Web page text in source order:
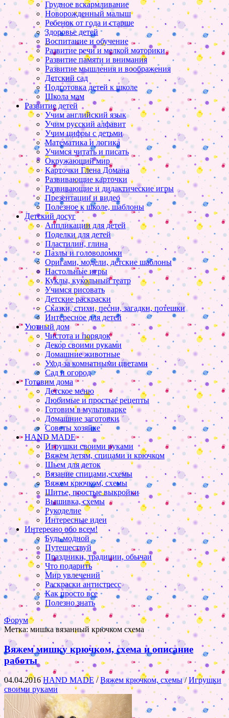
Грудное вскармливание
Новорожденный малыш
Ребенок от года и старше
Здоровье детей
Воспитание и обучение
Развитие речи и мелкой моторики
Развитие памяти и внимания
Развитие мышления и воображения
Детский сад
Подготовка детей к школе
Школа мам
Развитие детей
Учим английский язык
Учим русский алфавит
Учим цифры с детьми
Математика и логика
Учимся читать и писать
Окружающий мир
Карточки Глена Домана
Развивающие карточки
Развивающие и дидактические игры
Презентации и видео
Полезное к школе, шаблоны
Детский досуг
Аппликации для детей
Поделки для детей
Пластилин, глина
Пазлы и головоломки
Оригами, модели, детские шаблоны
Настольные игры
Куклы, кукольный театр
Учимся рисовать
Детские раскраски
Сказки, стихи, песни, загадки, потешки
Интересное для детей
Уютный дом
Чистота и порядок
Декор своими руками
Домашние животные
Уход за комнатными цветами
Сад и огород
Готовим дома
Детское меню
Любимые и простые рецепты
Готовим в мультиварке
Домашние заготовки
Советы хозяйке
HAND MADE
Игрушки своими руками
Вяжем детям, спицами и крючком
Шьем для деток
Вязание спицами, схемы
Вяжем крючком, схемы
Шитье, простые выкройки
Вышивка, схемы
Рукоделие
Интересные идеи
Интересно обо всем!
Будь модной
Путешествуй
Праздники, традиции, обычаи
Что подарить
Мир увлечений
Раскраски антистресс
Как просто все
Полезно знать
Форум
Метка:мишка вязанный крючком схема
Вяжем мишку крючком, схема и описание
работы
04.04.2016HAND MADE /Вяжем крючком, схемы/Игрушки
своими руками